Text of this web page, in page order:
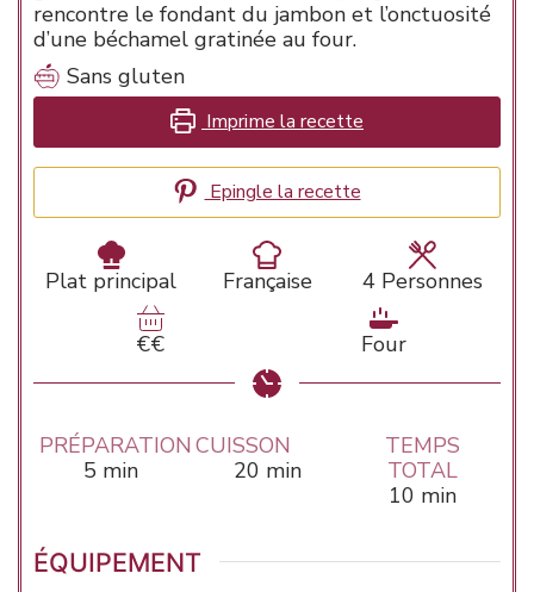
rencontre le fondant du jambon et l’onctuosité
d’une béchamel gratinée au four.
Sans gluten
Imprime la recette
Epingle la recette
Plat principal Française 4 Personnes
€€ Four
PRÉPARATION
5 minutes
min
CUISSON
20minutes
min
TEMPS
TOTAL
10 minutes
min
ÉQUIPEMENT